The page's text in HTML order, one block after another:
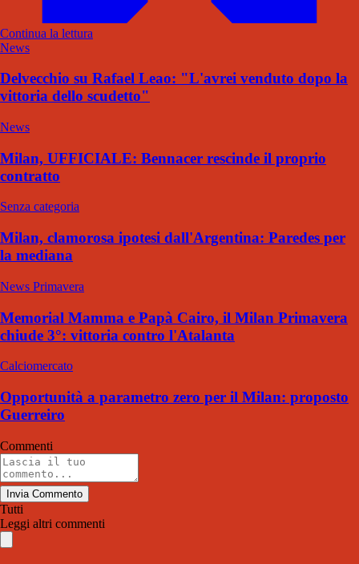
Continua la lettura
News
Delvecchio su Rafael Leao: "L'avrei venduto dopo la
vittoria dello scudetto"
News
Milan, UFFICIALE: Bennacer rescinde il proprio
contratto
Senza categoria
Milan, clamorosa ipotesi dall'Argentina: Paredes per
la mediana
News Primavera
Memorial Mamma e Papà Cairo, il Milan Primavera
chiude 3°: vittoria contro l'Atalanta
Calciomercato
Opportunità a parametro zero per il Milan: proposto
Guerreiro
Commenti
Invia Commento
Tutti
Leggi altri commenti